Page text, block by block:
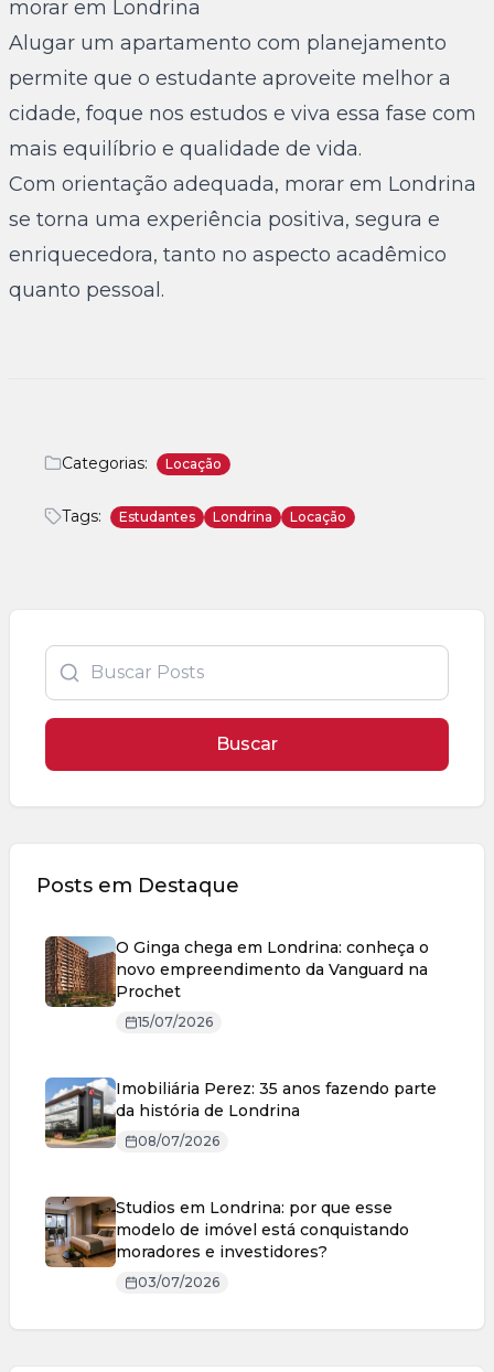
morar em Londrina
Alugar um apartamento com planejamento
permite que o estudante aproveite melhor a
cidade, foque nos estudos e viva essa fase com
mais equilíbrio e qualidade de vida.
Com orientação adequada, morar em Londrina
se torna uma experiência positiva, segura e
enriquecedora, tanto no aspecto acadêmico
quanto pessoal.
Categorias: Locação
Tags: Estudantes Londrina Locação
Buscar
Posts em Destaque
O Ginga chega em Londrina: conheça o
novo empreendimento da Vanguard na
Prochet
15/07/2026
Imobiliária Perez: 35 anos fazendo parte
da história de Londrina
08/07/2026
Studios em Londrina: por que esse
modelo de imóvel está conquistando
moradores e investidores?
03/07/2026